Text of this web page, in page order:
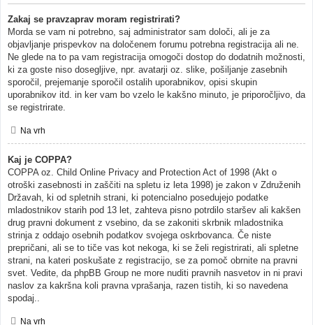
Zakaj se pravzaprav moram registrirati?
Morda se vam ni potrebno, saj administrator sam določi, ali je za
objavljanje prispevkov na določenem forumu potrebna registracija ali ne.
Ne glede na to pa vam registracija omogoči dostop do dodatnih možnosti,
ki za goste niso dosegljive, npr. avatarji oz. slike, pošiljanje zasebnih
sporočil, prejemanje sporočil ostalih uporabnikov, opisi skupin
uporabnikov itd. in ker vam bo vzelo le kakšno minuto, je priporočljivo, da
se registrirate.
Na vrh
Kaj je COPPA?
COPPA oz. Child Online Privacy and Protection Act of 1998 (Akt o
otroški zasebnosti in zaščiti na spletu iz leta 1998) je zakon v Združenih
Državah, ki od spletnih strani, ki potencialno posedujejo podatke
mladostnikov starih pod 13 let, zahteva pisno potrdilo staršev ali kakšen
drug pravni dokument z vsebino, da se zakoniti skrbnik mladostnika
strinja z oddajo osebnih podatkov svojega oskrbovanca. Če niste
prepričani, ali se to tiče vas kot nekoga, ki se želi registrirati, ali spletne
strani, na kateri poskušate z registracijo, se za pomoč obrnite na pravni
svet. Vedite, da phpBB Group ne more nuditi pravnih nasvetov in ni pravi
naslov za kakršna koli pravna vprašanja, razen tistih, ki so navedena
spodaj..
Na vrh